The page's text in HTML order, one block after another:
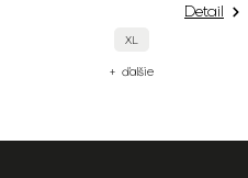
Detail
XL
+ ďalšie